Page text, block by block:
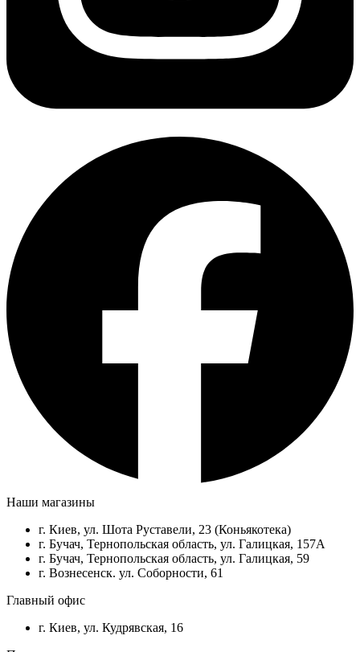
Наши магазины
г. Киев, ул. Шота Руставели, 23 (Коньякотека)
г. Бучач, Тернопольская область, ул. Галицкая, 157А
г. Бучач, Тернопольская область, ул. Галицкая, 59
г. Вознесенск. ул. Соборности, 61
Главный офис
г. Киев, ул. Кудрявская, 16